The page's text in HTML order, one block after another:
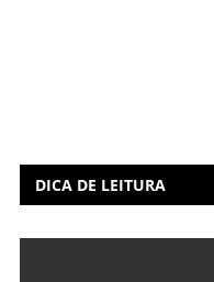
DICA DE LEITURA